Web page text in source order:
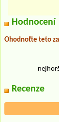
Hodnocení
Ohodnoťte teto
Recenze